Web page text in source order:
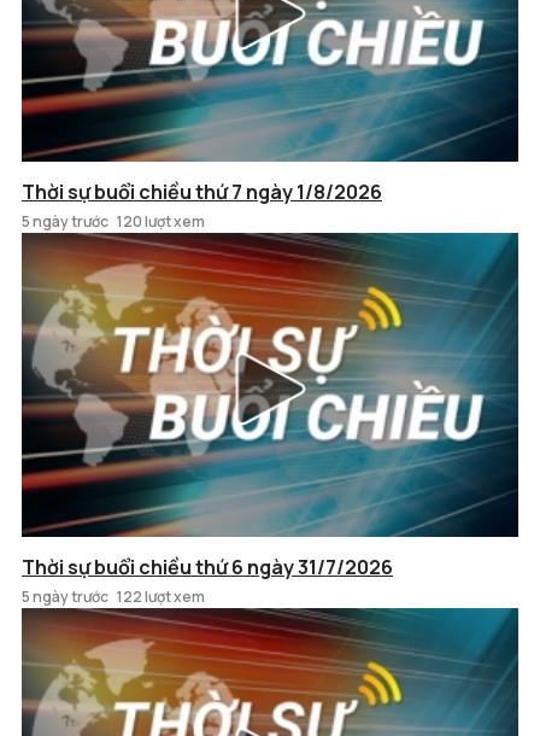
Thời sự buổi chiều thứ 7 ngày 1/8/2026
5 ngày trước 120 lượt xem
Thời sự buổi chiều thứ 6 ngày 31/7/2026
5 ngày trước 122 lượt xem